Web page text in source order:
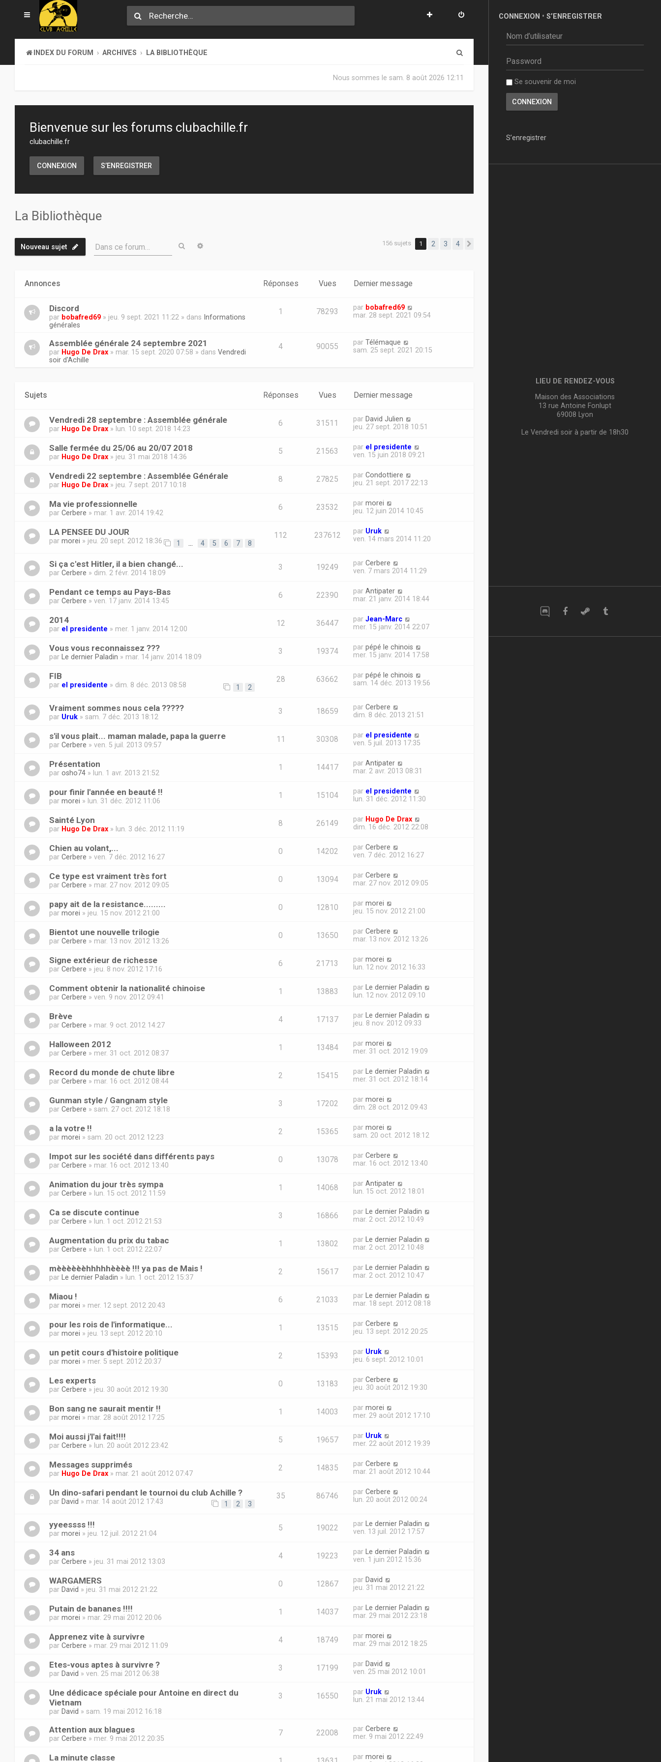
INDEX DU FORUM ARCHIVES LA BIBLIOTHÈQUE
Nous sommes le sam. 8 août 2026 12:11
Bienvenue sur les forums clubachille.fr
clubachille.fr
CONNEXION S’ENREGISTRER
La Bibliothèque
Nouveau sujet Dans ce forum… Rechercher 156 sujets 1 2 3 4
Annonces Réponses Vues Dernier message
Discord
par bobafred69 » jeu. 9 sept. 2021 11:22 » dans Informations
générales
1 78293 par bobafred69
mar. 28 sept. 2021 09:54
Assemblée générale 24 septembre 2021
par Hugo De Drax » mar. 15 sept. 2020 07:58 » dans Vendredi
soir d'Achille
4 90055 par Télémaque
sam. 25 sept. 2021 20:15
Sujets Réponses Vues Dernier message
Vendredi 28 septembre : Assemblée générale
par Hugo De Drax » lun. 10 sept. 2018 14:23
6 31511 par David Julien
jeu. 27 sept. 2018 10:51
Salle fermée du 25/06 au 20/07 2018
par Hugo De Drax » jeu. 31 mai 2018 14:36
5 21563 par el presidente
ven. 15 juin 2018 09:21
Vendredi 22 septembre : Assemblée Générale
par Hugo De Drax » jeu. 7 sept. 2017 10:18
8 27825 par Condottiere
jeu. 21 sept. 2017 22:13
Ma vie professionnelle
par Cerbere » mar. 1 avr. 2014 19:42
6 23532 par morei
jeu. 12 juin 2014 10:45
LA PENSEE DU JOUR
par morei » jeu. 20 sept. 2012 18:36 1 4 5 6 7 8
112 237612 par Uruk
ven. 14 mars 2014 11:20
Si ça c'est Hitler, il a bien changé...
par Cerbere » dim. 2 févr. 2014 18:09
3 19249 par Cerbere
ven. 7 mars 2014 11:29
Pendant ce temps au Pays-Bas
par Cerbere » ven. 17 janv. 2014 13:45
6 22390 par Antipater
mar. 21 janv. 2014 18:44
2014
par el presidente » mer. 1 janv. 2014 12:00
12 36447 par Jean-Marc
mer. 15 janv. 2014 22:07
Vous vous reconnaissez ???
par Le dernier Paladin » mar. 14 janv. 2014 18:09
3 19374 par pépé le chinois
mer. 15 janv. 2014 17:58
FIB
par el presidente » dim. 8 déc. 2013 08:58 1 2
28 63662 par pépé le chinois
sam. 14 déc. 2013 19:56
Vraiment sommes nous cela ?????
par Uruk » sam. 7 déc. 2013 18:12
3 18659 par Cerbere
dim. 8 déc. 2013 21:51
s'il vous plait... maman malade, papa la guerre
par Cerbere » ven. 5 juil. 2013 09:57
11 30308 par el presidente
ven. 5 juil. 2013 17:35
Présentation
par osho74 » lun. 1 avr. 2013 21:52
1 14417 par Antipater
mar. 2 avr. 2013 08:31
pour finir l'année en beauté !!
par morei » lun. 31 déc. 2012 11:06
1 15104 par el presidente
lun. 31 déc. 2012 11:30
Sainté Lyon
par Hugo De Drax » lun. 3 déc. 2012 11:19
8 26149 par Hugo De Drax
dim. 16 déc. 2012 22:08
Chien au volant,...
par Cerbere » ven. 7 déc. 2012 16:27
0 14202 par Cerbere
ven. 7 déc. 2012 16:27
Ce type est vraiment très fort
par Cerbere » mar. 27 nov. 2012 09:05
0 13094 par Cerbere
mar. 27 nov. 2012 09:05
papy ait de la resistance.........
par morei » jeu. 15 nov. 2012 21:00
0 12810 par morei
jeu. 15 nov. 2012 21:00
Bientot une nouvelle trilogie
par Cerbere » mar. 13 nov. 2012 13:26
0 13650 par Cerbere
mar. 13 nov. 2012 13:26
Signe extérieur de richesse
par Cerbere » jeu. 8 nov. 2012 17:16
6 21713 par morei
lun. 12 nov. 2012 16:33
Comment obtenir la nationalité chinoise
par Cerbere » ven. 9 nov. 2012 09:41
1 13883 par
Le dernier Paladin
lun. 12 nov. 2012 09:10
Brève
par Cerbere » mar. 9 oct. 2012 14:27
4 17137 par
Le dernier Paladin
jeu. 8 nov. 2012 09:33
Halloween 2012
par Cerbere » mer. 31 oct. 2012 08:37
1 13484 par morei
mer. 31 oct. 2012 19:09
Record du monde de chute libre
par Cerbere » mar. 16 oct. 2012 08:44
2 15415 par
Le dernier Paladin
mer. 31 oct. 2012 18:14
Gunman style / Gangnam style
par Cerbere » sam. 27 oct. 2012 18:18
3 17202 par morei
dim. 28 oct. 2012 09:43
a la votre !!
par morei » sam. 20 oct. 2012 12:23
2 15365 par morei
sam. 20 oct. 2012 18:12
Impot sur les société dans différents pays
par Cerbere » mar. 16 oct. 2012 13:40
0 13078 par Cerbere
mar. 16 oct. 2012 13:40
Animation du jour très sympa
par Cerbere » lun. 15 oct. 2012 11:59
1 14068 par Antipater
lun. 15 oct. 2012 18:01
Ca se discute continue
par Cerbere » lun. 1 oct. 2012 21:53
3 16866 par
Le dernier Paladin
mar. 2 oct. 2012 10:49
Augmentation du prix du tabac
par Cerbere » lun. 1 oct. 2012 22:07
1 13802 par
Le dernier Paladin
mar. 2 oct. 2012 10:48
mèèèèèèhhhhhèèèè !!! ya pas de Mais !
par Le dernier Paladin » lun. 1 oct. 2012 15:37
2 15617 par
Le dernier Paladin
mar. 2 oct. 2012 10:47
Miaou !
par morei » mer. 12 sept. 2012 20:43
6 21033 par
Le dernier Paladin
mar. 18 sept. 2012 08:18
pour les rois de l'informatique...
par morei » jeu. 13 sept. 2012 20:10
1 13515 par Cerbere
jeu. 13 sept. 2012 20:25
un petit cours d'histoire politique
par morei » mer. 5 sept. 2012 20:37
2 15393 par Uruk
jeu. 6 sept. 2012 10:01
Les experts
par Cerbere » jeu. 30 août 2012 19:30
0 13183 par Cerbere
jeu. 30 août 2012 19:30
Bon sang ne saurait mentir !!
par morei » mar. 28 août 2012 17:25
1 14003 par morei
mer. 29 août 2012 17:10
Moi aussi j'l'ai fait!!!!
par Cerbere » lun. 20 août 2012 23:42
5 19657 par Uruk
mer. 22 août 2012 19:39
Messages supprimés
par Hugo De Drax » mar. 21 août 2012 07:47
2 14835 par Cerbere
mar. 21 août 2012 10:44
Un dino-safari pendant le tournoi du club Achille ?
par David » mar. 14 août 2012 17:43 1 2 3
35 86746 par Cerbere
lun. 20 août 2012 00:24
yyeessss !!!
par morei » jeu. 12 juil. 2012 21:04
5 19022 par
Le dernier Paladin
ven. 13 juil. 2012 17:57
34 ans
par Cerbere » jeu. 31 mai 2012 13:03
4 19223 par
Le dernier Paladin
ven. 1 juin 2012 15:36
WARGAMERS
par David » jeu. 31 mai 2012 21:22
0 12867 par David
jeu. 31 mai 2012 21:22
Putain de bananes !!!!
par morei » mar. 29 mai 2012 20:06
1 14037 par
Le dernier Paladin
mar. 29 mai 2012 23:18
Apprenez vite à survivre
par Cerbere » mar. 29 mai 2012 11:09
4 18749 par morei
mar. 29 mai 2012 18:25
Etes-vous aptes à survivre ?
par David » ven. 25 mai 2012 06:38
3 17199 par David
ven. 25 mai 2012 10:01
Une dédicace spéciale pour Antoine en direct du
Vietnam
par David » sam. 19 mai 2012 16:18
3 16550 par Uruk
lun. 21 mai 2012 13:44
Attention aux blagues
par Cerbere » mer. 9 mai 2012 20:35
7 22008 par Cerbere
mer. 9 mai 2012 22:49
La minute classe par morei
CONNEXION • S’ENREGISTRER
Se souvenir de moi
S’enregistrer
LIEU DE RENDEZ-VOUS
Maison des Associations
13 rue Antoine Fonlupt
69008 Lyon
Le Vendredi soir à partir de 18h30